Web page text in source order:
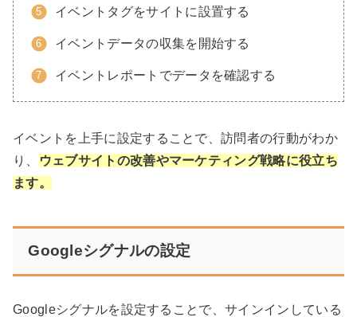
イベントタグをサイトに設置する
イベントデータの収集を開始する
イベントレポートでデータを確認する
イベントを上手に設定することで、訪問者の行動がわか
り、
ウェブサイトの改善やマーケティング戦略に役立ち
ます。
Googleシグナルの設定
Googleシグナルを設定することで、サインインしている